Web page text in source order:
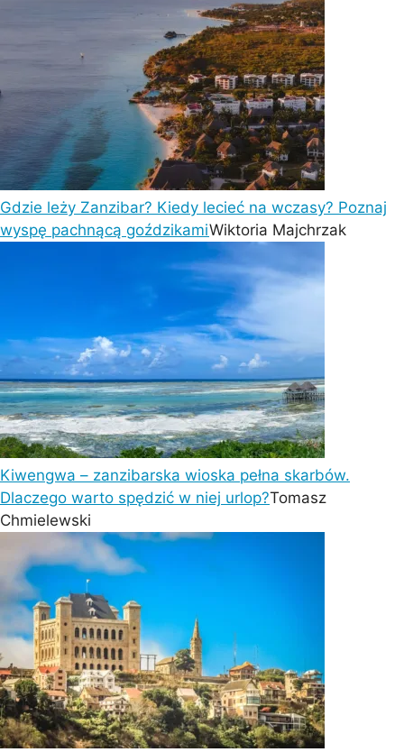
Gdzie leży Zanzibar? Kiedy lecieć na wczasy? Poznaj
wyspę pachnącą goździkamiWiktoria Majchrzak
Kiwengwa – zanzibarska wioska pełna skarbów.
Dlaczego warto spędzić w niej urlop?Tomasz
Chmielewski